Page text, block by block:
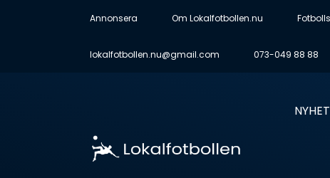
Annonsera Om Lokalfotbollen.nu
lokalfotbollen.nu@gmail.com 073-049 88 88